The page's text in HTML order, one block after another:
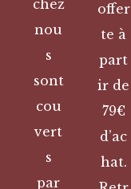
chez
nou
s
sont
cou
vert
s
par
offer
te à
part
ir de
79€
d’ac
hat.